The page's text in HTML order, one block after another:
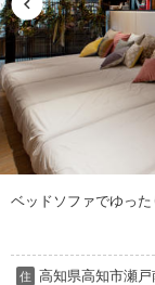
ベッドソファでゆった
住 高知県高知市瀬